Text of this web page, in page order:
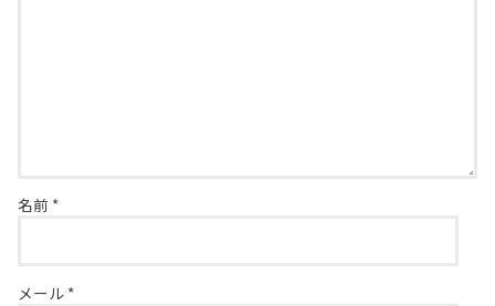
名前 *
メール *